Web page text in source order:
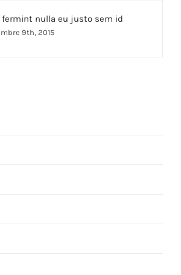
fermint nulla eu justo sem id
9th, 2015